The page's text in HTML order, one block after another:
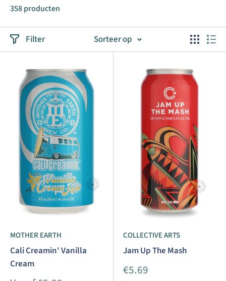
358 producten
Filter Sorteer op
MOTHER EARTH
Cali Creamin' Vanilla
Cream
COLLECTIVE ARTS
Jam Up The Mash
Aanbiedingsprijs
€5.69